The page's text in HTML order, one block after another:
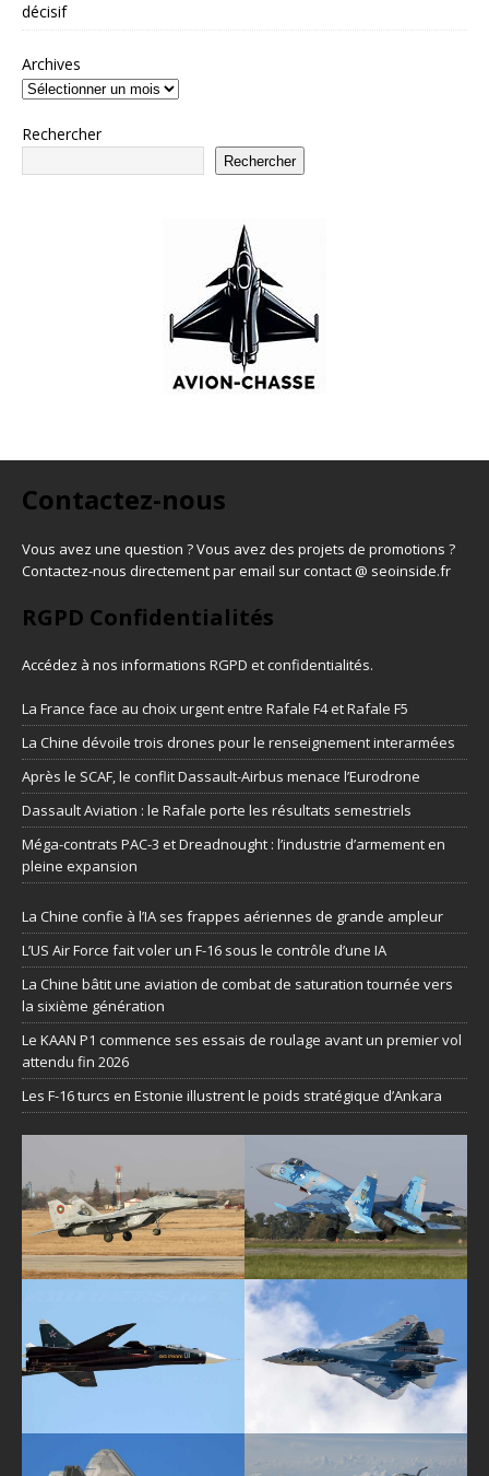
décisif
Archives
Rechercher
Rechercher
Contactez-nous
Vous avez une question ? Vous avez des projets de promotions ?
Contactez-nous directement par email sur contact @ seoinside.fr
RGPD Confidentialités
Accédez à nos informations RGPD et confidentialités.
La France face au choix urgent entre Rafale F4 et Rafale F5
La Chine dévoile trois drones pour le renseignement interarmées
Après le SCAF, le conflit Dassault-Airbus menace l’Eurodrone
Dassault Aviation : le Rafale porte les résultats semestriels
Méga-contrats PAC-3 et Dreadnought : l’industrie d’armement en
pleine expansion
La Chine confie à l’IA ses frappes aériennes de grande ampleur
L’US Air Force fait voler un F-16 sous le contrôle d’une IA
La Chine bâtit une aviation de combat de saturation tournée vers
la sixième génération
Le KAAN P1 commence ses essais de roulage avant un premier vol
attendu fin 2026
Les F-16 turcs en Estonie illustrent le poids stratégique d’Ankara